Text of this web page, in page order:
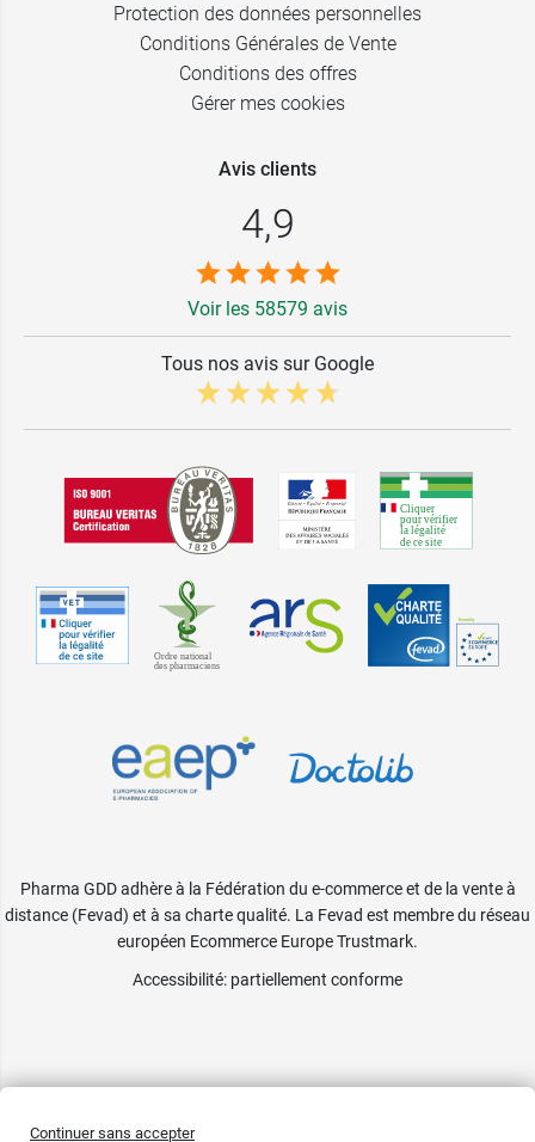
Protection des données personnelles
Conditions Générales de Vente
Conditions des offres
Gérer mes cookies
Avis clients
4,9
Voir les 58579 avis
Tous nos avis sur Google
Pharma GDD adhère à la Fédération du e-commerce et de la vente à
distance (Fevad) et à sa charte qualité. La Fevad est membre du réseau
européen Ecommerce Europe Trustmark.
Accessibilité: partiellement conforme
Continuer sans accepter